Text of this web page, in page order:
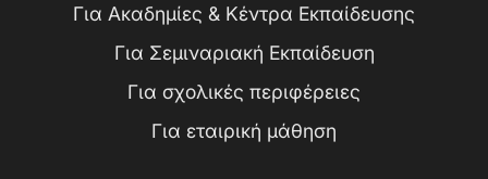
Για Ακαδημίες & Κέντρα Εκπαίδευσης
Για Σεμιναριακή Εκπαίδευση
Για σχολικές περιφέρειες
Για εταιρική μάθηση